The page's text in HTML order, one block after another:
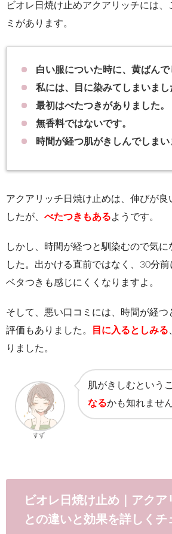
ビオレ日焼け止めアクアリッチには、
ミがあります。
白い服についた時に、黄ばんで
私には、目に染みてしまいまし
最初はべたつきがありました。
無香料ではないです。
時間が経つ肌がきしんでしまい
アクアリッチ日焼け止めは、伸びが良
したが、 べたつきもあるようです。
しかし、時間が経つと馴染むので気に
した。出かける直前ではなく、30分
ベタつきも感じにくくなりますよ。
そして、悪い口コミには、時間が経つ
評価もありました。
目に入るとしみる
りました。
肌がきしむという
なるかも知れません
すず
ビオレ日焼け止め｜アクア
との違いと効果を詳しくチ